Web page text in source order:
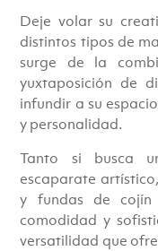
Deje volar su
distintos tipos de
surge de la
yuxtaposición de
infundir a su
y personalidad.
Tanto si busca
escaparate
y fundas de cojín
comodidad y
versatilidad que